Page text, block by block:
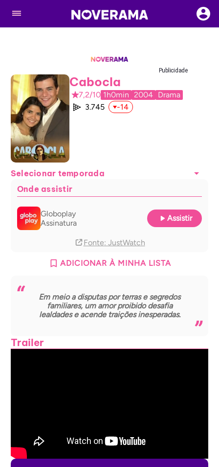
Publicidade
Cabocla
7,2/10 1h0min 2004 Drama
3.745
-14
Selecionar temporada
Onde assistir
Globoplay
Assinatura
Assistir
Fonte: JustWatch
ADICIONAR À MINHA LISTA
Em meio a disputas por terras e segredos
familiares, um amor proibido desafia
lealdades e acende traições inesperadas.
Trailer